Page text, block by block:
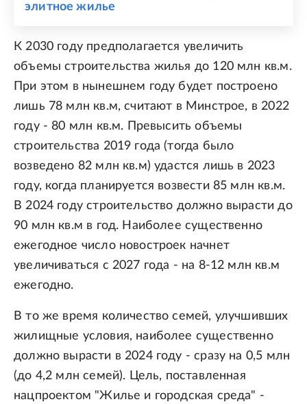
элитное жилье
К 2030 году предполагается увеличить
объемы строительства жилья до 120 млн кв.м.
При этом в нынешнем году будет построено
лишь 78 млн кв.м, считают в Минстрое, в 2022
году - 80 млн кв.м. Превысить объемы
строительства 2019 года (тогда было
возведено 82 млн кв.м) удастся лишь в 2023
году, когда планируется возвести 85 млн кв.м.
В 2024 году строительство должно вырасти до
90 млн кв.м в год. Наиболее существенно
ежегодное число новостроек начнет
увеличиваться с 2027 года - на 8-12 млн кв.м
ежегодно.
В то же время количество семей, улучшивших
жилищные условия, наиболее существенно
должно вырасти в 2024 году - сразу на 0,5 млн
(до 4,2 млн семей). Цель, поставленная
нацпроектом "Жилье и городская среда" -